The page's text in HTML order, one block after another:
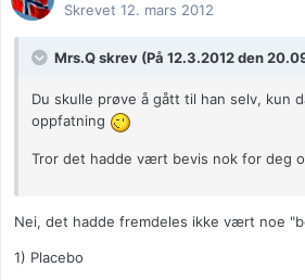
Skrevet 12. mars 2012
Mrs.Q skrev (På 12.3.2012 den
Du skulle prøve å gått til han selv, kun
oppfatning
Tror det hadde vært bevis nok for deg
Nei, det hadde fremdeles ikke vært noe
1) Placebo